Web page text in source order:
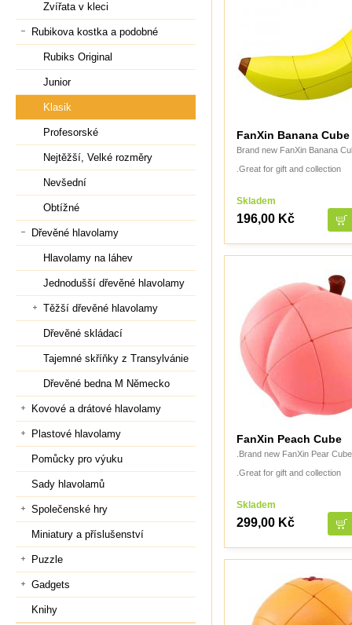
FanXin Banana Cube
Brand new FanXin Banana
.Great for gift and collection
Skladem
196,00 Kč
FanXin Peach Cube
.Brand new FanXin Pear Cube
.Great for gift and collection
Skladem
299,00 Kč
Zvířata v kleci
Rubikova kostka a podobné
Rubiks Original
Junior
Klasik
Profesorské
Nejtěžší, Velké rozměry
Nevšední
Obtížné
Dřevěné hlavolamy
Hlavolamy na láhev
Jednodušší dřevěné hlavolamy
Těžší dřevěné hlavolamy
Dřevěné skládací
Tajemné skříňky z Transylvánie
Dřevěné bedna M Německo
Kovové a drátové hlavolamy
Plastové hlavolamy
Pomůcky pro výuku
Sady hlavolamů
Společenské hry
Miniatury a příslušenství
Puzzle
Gadgets
Knihy